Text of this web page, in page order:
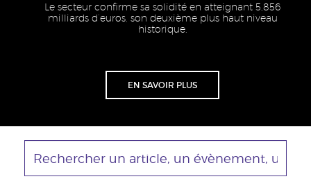
Le secteur confirme sa solidité en atteignant 5,856
milliards d’euros, son deuxième plus haut niveau
historique.
Lien
EN SAVOIR PLUS